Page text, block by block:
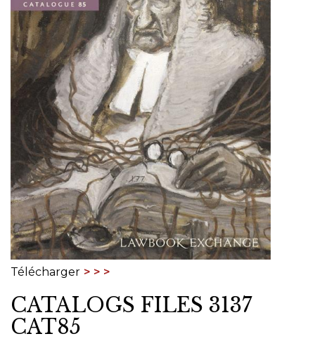
Télécharger
CATALOGS FILES 3137
CAT85